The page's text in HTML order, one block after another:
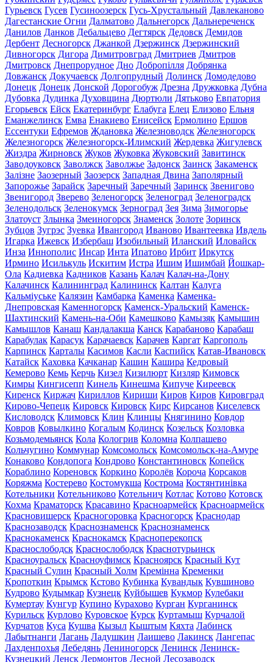
Гурьевск Гусев Гусиноозерск Гусь-Хрустальный Давлеканово
Дагестанские Огни Далматово Дальнегорск Дальнереченск
Данилов Данков Дебальцево Дегтярск Дедовск Демидов
Дербент Десногорск Джанкой Дзержинск Дзержинский
Дивногорск Дигора Димитровград Дмитриев Дмитров
Дмитровск Днепрорудное Дно Добропілля Добрянка
Довжанск Докучаевск Долгопрудный Долинск Домодедово
Донецк Донецк Донской Дорогобуж Дрезна Дружковка Дубна
Дубовка Дудинка Духовщина Дюртюли Дятьково Евпатория
Егорьевск Ейск Екатеринбург Елабуга Елец Елизово Ельня
Еманжелинск Емва Енакиево Енисейск Ермолино Ершов
Ессентуки Ефремов Ждановка Железноводск Железногорск
Железногорск Железногорск-Илимский Жердевка Жигулевск
Жиздра Жирновск Жуков Жуковка Жуковский Завитинск
Заводоуковск Заволжск Заволжье Задонск Заинск Закаменск
Залізне Заозерный Заозерск Западная Двина Заполярный
Запорожье Зарайск Заречный Заречный Заринск Звенигово
Звенигород Зверево Зеленогорск Зеленоград Зеленоградск
Зеленодольск Зеленокумск Зерноград Зея Зима Зимогорье
Златоуст Злынка Змеиногорск Знаменск Золоте Зоринск
Зубцов Зугрэс Зуевка Ивангород Иваново Ивантеевка Ивдель
Игарка Ижевск Избербаш Изобильный Иланский Иловайск
Инза Иннополис Инсар Инта Ипатово Ирбит Иркутск
Ирмино Исилькуль Искитим Истра Ишим Ишимбай Йошкар-
Ола Кадиевка Кадников Казань Калач Калач-на-Дону
Калачинск Калининград Калининск Калтан Калуга
Кальміуське Калязин Камбарка Каменка Каменка-
Днепровская Каменногорск Каменск-Уральский Каменск-
Шахтинский Камень-на-Оби Камешково Камызяк Камышин
Камышлов Канаш Кандалакша Канск Карабаново Карабаш
Карабулак Карасук Карачаевск Карачев Каргат Каргополь
Карпинск Карталы Касимов Касли Каспийск Катав-Ивановск
Катайск Каховка Качканар Кашин Кашира Кедровый
Кемерово Кемь Керчь Кизел Кизилюрт Кизляр Кимовск
Кимры Кингисепп Кинель Кинешма Кипуче Киреевск
Киренск Киржач Кириллов Кириши Киров Киров Кировград
Кирово-Чепецк Кировск Кировск Кирс Кирсанов Киселевск
Кисловодск Климовск Клин Клинцы Княгинино Ковдор
Ковров Ковылкино Когалым Кодинск Козельск Козловка
Козьмодемьянск Кола Кологрив Коломна Колпашево
Кольчугино Коммунар Комсомольск Комсомольск-на-Амуре
Конаково Кондопога Кондрово Константиновск Копейск
Кораблино Кореновск Коркино Королёв Короча Корсаков
Коряжма Костерево Костомукша Кострома Костянтинівка
Котельники Котельниково Котельнич Котлас Котово Котовск
Кохма Краматорск Красавино Красноармейск Красноармейск
Красновишерск Красногоровка Красногорск Краснодар
Краснозаводск Краснознаменск Краснознаменск
Краснокаменск Краснокамск Красноперекопск
Краснослободск Краснослободск Краснотурьинск
Красноуральск Красноуфимск Красноярск Красный Кут
Красный Сулин Красный Холм Кремінна Кременки
Кропоткин Крымск Кстово Кубинка Кувандык Кувшиново
Кудрово Кудымкар Кузнецк Куйбышев Кукмор Кулебаки
Кумертау Кунгур Купино Курахово Курган Курганинск
Курильск Курлово Куровское Курск Куртамыш Курчалой
Курчатов Куса Кушва Кызыл Кыштым Кяхта Лабинск
Лабытнанги Лагань Ладушкин Лаишево Лакинск Лангепас
Лахденпохья Лебедянь Лениногорск Ленинск Ленинск-
Кузнецкий Ленск Лермонтов Лесной Лесозаводск